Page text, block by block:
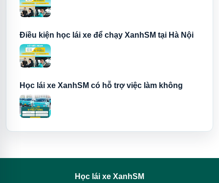
Điều kiện học lái xe để chạy XanhSM tại Hà Nội
Học lái xe XanhSM có hỗ trợ việc làm không
Học lái xe XanhSM